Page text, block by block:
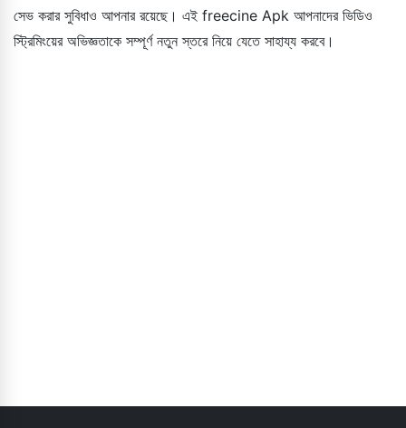
সেভ করার সুবিধাও আপনার রয়েছে। এই freecine Apk আপনাদের ভিডিও
স্ট্রিমিংয়ের অভিজ্ঞতাকে সম্পূর্ণ নতুন স্তরে নিয়ে যেতে সাহায্য করবে।